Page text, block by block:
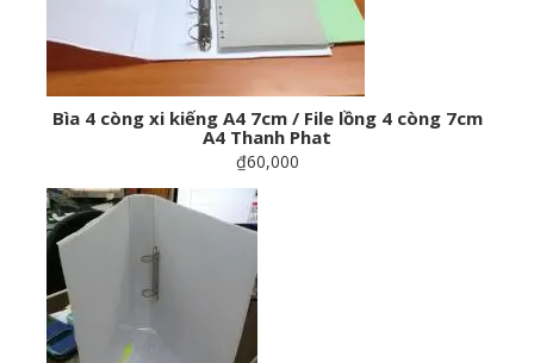
Bìa 4 còng xi kiếng A4 7cm / File lồng 4 còng 7cm
A4 Thanh Phat
₫60,000